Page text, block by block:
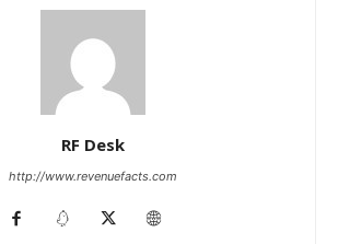
RF Desk
http://www.revenuefacts.com